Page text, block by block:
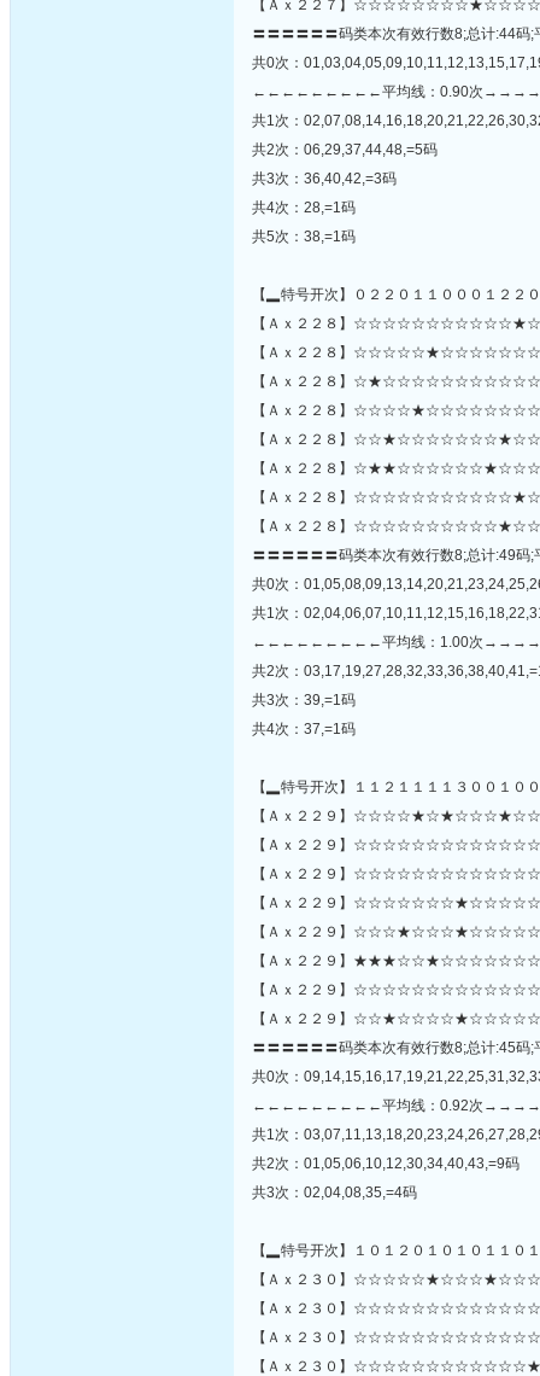
【Ａｘ２２７】
〓〓〓〓〓〓码类本次有效行数8;总计:44码
共0次：
←←←←←←←←←平均线：0.90次
共1次：
共2次：06,29,37,44,48,=5码
共3次：36,40,42,=3码
共4次：28,=1码
共5次：38,=1码
【▂特号开次】０２２０１１０００１２２
【Ａｘ２２８】
【Ａｘ２２８】
【Ａｘ２２８】
【Ａｘ２２８】
【Ａｘ２２８】
【Ａｘ２２８】
【Ａｘ２２８】
【Ａｘ２２８】
〓〓〓〓〓〓码类本次有效行数8;总计:49码
共0次：
共1次：
←←←←←←←←←平均线：1.00次
共2次：
共3次：39,=1码
共4次：37,=1码
【▂特号开次】１１２１１１１３００１０
【Ａｘ２２９】
【Ａｘ２２９】
【Ａｘ２２９】
【Ａｘ２２９】
【Ａｘ２２９】
【Ａｘ２２９】
【Ａｘ２２９】
【Ａｘ２２９】
〓〓〓〓〓〓码类本次有效行数8;总计:45码
共0次：
←←←←←←←←←平均线：0.92次
共1次：
共2次：01,05,06,10,12,30,34,40,43,=9码
共3次：02,04,08,35,=4码
【▂特号开次】１０１２０１０１０１１０
【Ａｘ２３０】
【Ａｘ２３０】
【Ａｘ２３０】
【Ａｘ２３０】